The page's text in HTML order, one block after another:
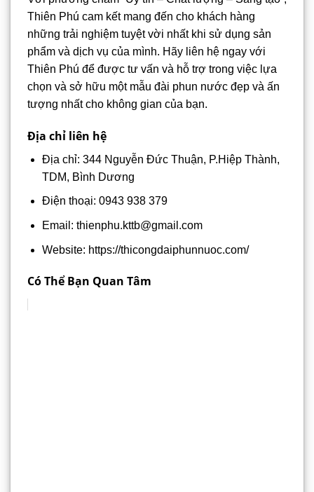
Thiên Phú cam kết mang đến cho khách hàng
những trải nghiệm tuyệt vời nhất khi sử dụng sản
phẩm và dịch vụ của mình. Hãy liên hệ ngay với
Thiên Phú để được tư vấn và hỗ trợ trong việc lựa
chọn và sở hữu một mẫu đài phun nước đẹp và ấn
tượng nhất cho không gian của bạn.
Địa chỉ liên hệ
Địa chỉ: 344 Nguyễn Đức Thuận, P.Hiệp Thành,
TDM, Bình Dương
Điện thoại: 0943 938 379
Email: thienphu.kttb@gmail.com
Website: https://thicongdaiphunnuoc.com/
Có Thể Bạn Quan Tâm